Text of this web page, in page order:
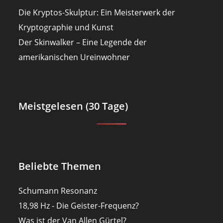
Die Kryptos-Skulptur: Ein Meisterwerk der
Kryptographie und Kunst
Der Skinwalker – Eine Legende der
amerikanischen Ureinwohner
Meistgelesen (30 Tage)
Beliebte Themen
Schumann Resonanz
18,98 Hz - Die Geister-Frequenz?
Was ist der Van Allen Gürtel?